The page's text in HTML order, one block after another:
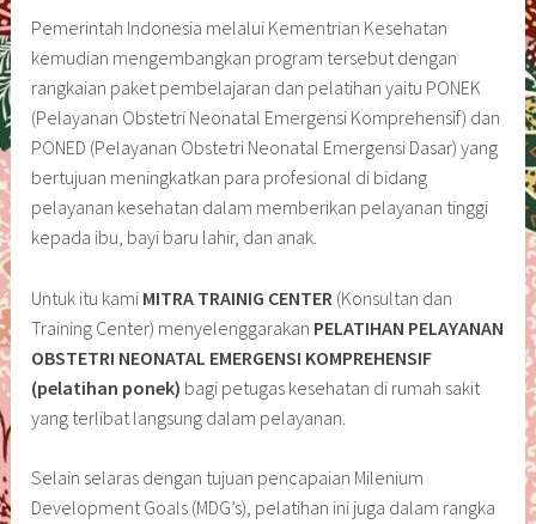
Pemerintah Indonesia melalui Kementrian Kesehatan
kemudian mengembangkan program tersebut dengan
rangkaian paket pembelajaran dan pelatihan yaitu PONEK
(Pelayanan Obstetri Neonatal Emergensi Komprehensif) dan
PONED (Pelayanan Obstetri Neonatal Emergensi Dasar) yang
bertujuan meningkatkan para profesional di bidang
pelayanan kesehatan dalam memberikan pelayanan tinggi
kepada ibu, bayi baru lahir, dan anak.
Untuk itu kami MITRA TRAINIG CENTER (Konsultan dan
Training Center) menyelenggarakan PELATIHAN PELAYANAN
OBSTETRI NEONATAL EMERGENSI KOMPREHENSIF
(pelatihan ponek) bagi petugas kesehatan di rumah sakit
yang terlibat langsung dalam pelayanan.
Selain selaras dengan tujuan pencapaian Milenium
Development Goals (MDG’s), pelatihan ini juga dalam rangka